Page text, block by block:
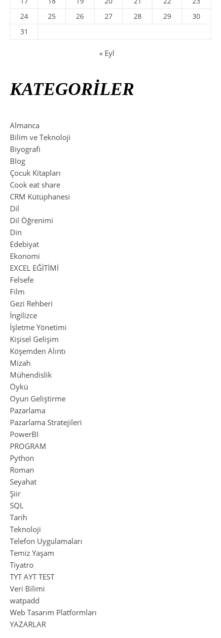
24
25 26 27 28 29
30
31
« Eyl
KATEGORİLER
Almanca
Bilim ve Teknoloji
Biyografi
Blog
Çocuk Kitapları
Cook eat share
CRM Kütüphanesi
Dil
Dil Öğrenimi
Din
Edebiyat
Ekonomi
EXCEL EĞİTİMİ
Felsefe
Film
Gezi Rehberi
İngilizce
İşletme Yönetimi
Kişisel Gelişim
Köşemden Alıntı
Mizah
Mühendislik
Öykü
Oyun Geliştirme
Pazarlama
Pazarlama Stratejileri
PowerBI
PROGRAM
Python
Roman
Seyahat
Şiir
SQL
Tarih
Teknoloji
Telefon Uygulamaları
Temiz Yaşam
Tiyatro
TYT AYT TEST
Veri Bilimi
watpadd
Web Tasarım Platformları
YAZARLAR